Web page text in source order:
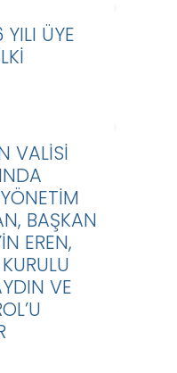
ÜYE
VALİSİ
BAŞKAN
EREN,
VE